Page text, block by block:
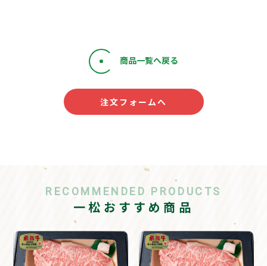
商品一覧へ戻る
注文フォームへ
RECOMMENDED PRODUCTS
一松おすすめ商品